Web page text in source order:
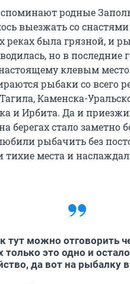
родные
выезжать со снастями
реках была грязной, и
но в последние
клевым
рыбаки со всего
Каменска-
и Ирбита. Да и
берегах стало заметно
рыбачить без
места и
тут можно отговорить
только это одно и
да вот на рыбалку